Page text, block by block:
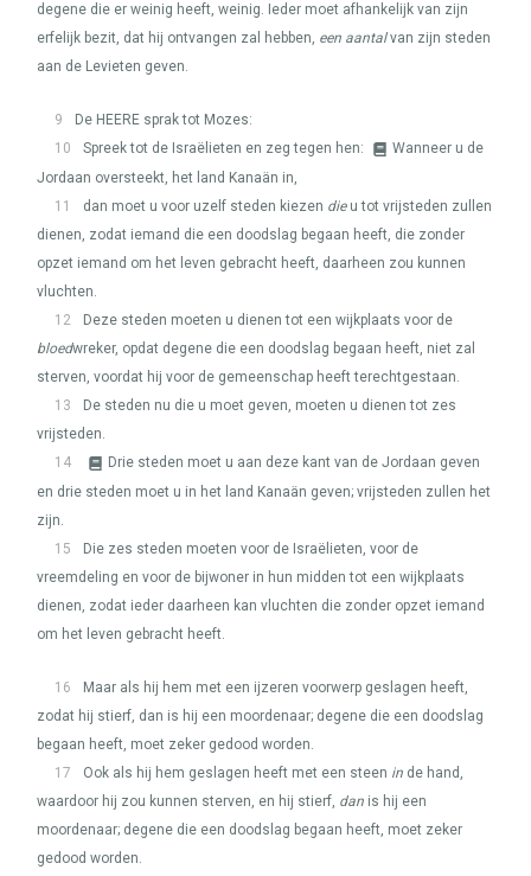
degene die er weinig heeft, weinig. Ieder moet afhankelijk van zijn
erfelijk bezit, dat hij ontvangen zal hebben, een aantalvan zijn steden
aan de Levieten geven.
9 De HEERE sprak tot Mozes:
10
Spreek tot de Israëlieten en zeg tegen hen:
Wanneer u de
Jordaan oversteekt, het land Kanaän in,
11
dan moet u voor uzelf steden kiezen dieu tot vrijsteden zullen
dienen, zodat iemand die een doodslag begaan heeft, die zonder
opzet iemand om het leven gebracht heeft, daarheen zou kunnen
vluchten.
12
Deze steden moeten u dienen tot een wijkplaats voor de
bloedwreker, opdat degene die een doodslag begaan heeft, niet zal
sterven, voordat hij voor de gemeenschap heeft terechtgestaan.
13
De steden nu die u moet geven, moeten u dienen tot zes
vrijsteden.
14
Drie steden moet u aan deze kant van de Jordaan geven
en drie steden moet u in het land Kanaän geven; vrijsteden zullen het
zijn.
15
Die zes steden moeten voor de Israëlieten, voor de
vreemdeling en voor de bijwoner in hun midden tot een wijkplaats
dienen, zodat ieder daarheen kan vluchten die zonder opzet iemand
om het leven gebracht heeft.
16
Maar als hij hem met een ijzeren voorwerp geslagen heeft,
zodat hij stierf, dan is hij een moordenaar; degene die een doodslag
begaan heeft, moet zeker gedood worden.
17
Ook als hij hem geslagen heeft met een steen in de hand,
waardoor hij zou kunnen sterven, en hij stierf, dan is hij een
moordenaar; degene die een doodslag begaan heeft, moet zeker
gedood worden.